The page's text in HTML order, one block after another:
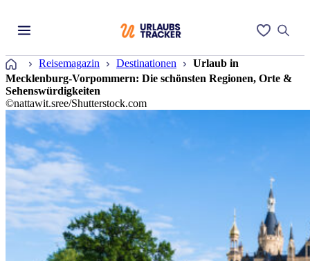
Startseite
Reisemagazin Destinationen
Urlaub in
Mecklenburg-Vorpommern: Die schönsten Regionen, Orte &
Sehenswürdigkeiten
©nattawit.sree/Shutterstock.com